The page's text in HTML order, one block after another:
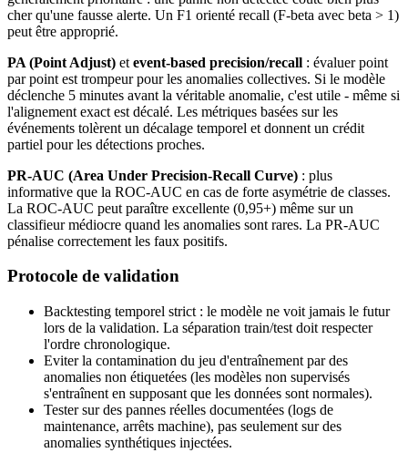
cher qu'une fausse alerte. Un F1 orienté recall (F-beta avec beta > 1)
peut être approprié.
PA (Point Adjust) et event-based precision/recall : évaluer point
par point est trompeur pour les anomalies collectives. Si le modèle
déclenche 5 minutes avant la véritable anomalie, c'est utile - même si
l'alignement exact est décalé. Les métriques basées sur les
événements tolèrent un décalage temporel et donnent un crédit
partiel pour les détections proches.
PR-AUC (Area Under Precision-Recall Curve) : plus
informative que la ROC-AUC en cas de forte asymétrie de classes.
La ROC-AUC peut paraître excellente (0,95+) même sur un
classifieur médiocre quand les anomalies sont rares. La PR-AUC
pénalise correctement les faux positifs.
Protocole de validation
Backtesting temporel strict : le modèle ne voit jamais le futur
lors de la validation. La séparation train/test doit respecter
l'ordre chronologique.
Eviter la contamination du jeu d'entraînement par des
anomalies non étiquetées (les modèles non supervisés
s'entraînent en supposant que les données sont normales).
Tester sur des pannes réelles documentées (logs de
maintenance, arrêts machine), pas seulement sur des
anomalies synthétiques injectées.